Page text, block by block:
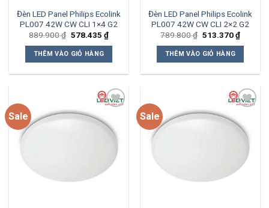
Đèn LED Panel Philips Ecolink
PL007 42W CW CLI 1×4 G2
889.900₫ Giá
là:
889.900 ₫.
578.435 ₫Giá
hiện
578.435 ₫.
THÊM VÀO GIỎ HÀNG
Đèn LED Panel Philips Ecolink
PL007 42W CW CLI 2×2 G2
789.800₫ Giá
là:
789.800 ₫.
513.370₫Giá
hiện
THÊM VÀO GIỎ HÀNG
Sale
Add to
Sale
Add to